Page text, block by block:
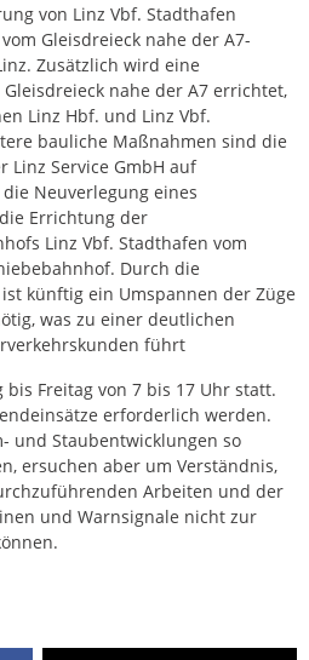
von Linz Vbf. Stadthafen
Gleisdreieck nahe der A7-
Zusätzlich wird eine
nahe der A7 errichtet,
Linz Hbf. und Linz Vbf.
bauliche Maßnahmen sind die
Linz Service GmbH auf
Neuverlegung eines
Errichtung der
Linz Vbf. Stadthafen vom
Durch die
künftig ein Umspannen der Züge
was zu einer deutlichen
führt
Freitag von 7 bis 17 Uhr statt.
erforderlich werden.
und Staubentwicklungen so
ersuchen aber um Verständnis,
Arbeiten und der
und Warnsignale nicht zur